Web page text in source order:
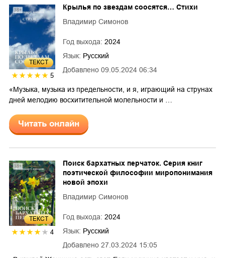
ТЕКСТ
5
Добавлено 09.05.2024 06:34
Крылья по звездам соосятся… Стихи
Владимир Симонов
Год выхода: 2024
Язык: Русский
«Музыка, музыка из предельности, и я, играющий на струнах
дней мелодию восхитительной молельности и …
Читать онлайн
ТЕКСТ
4
Добавлено 27.03.2024 15:05
Поиск бархатных перчаток. Серия книг
поэтической философии миропонимания
новой эпохи
Владимир Симонов
Год выхода: 2024
Язык: Русский